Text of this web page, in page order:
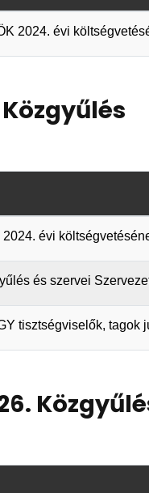
2024. évi
évi
és szervei
tisztségviselők,